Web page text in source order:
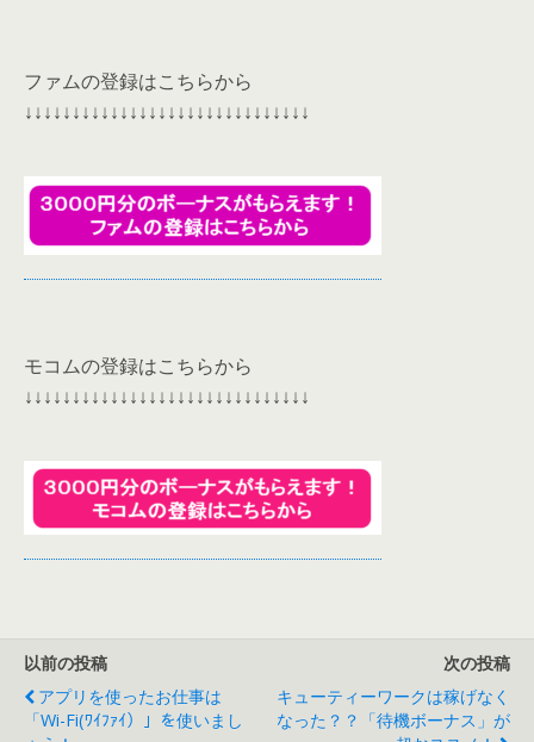
ファムの登録はこちらから
↓↓↓↓↓↓↓↓↓↓↓↓↓↓↓↓↓↓↓↓↓↓↓↓↓↓↓↓↓↓
モコムの登録はこちらから
↓↓↓↓↓↓↓↓↓↓↓↓↓↓↓↓↓↓↓↓↓↓↓↓↓↓↓↓↓↓
以前の投稿
アプリを使ったお仕事は
「Wi-Fi(ﾜｲﾌｧｲ）」を使いまし
次の投稿
キューティーワークは稼げなく
なった？？「待機ボーナス」が